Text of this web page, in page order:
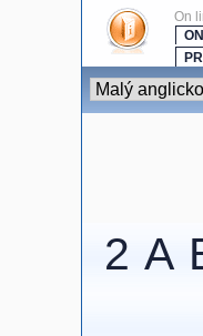
On
2 A